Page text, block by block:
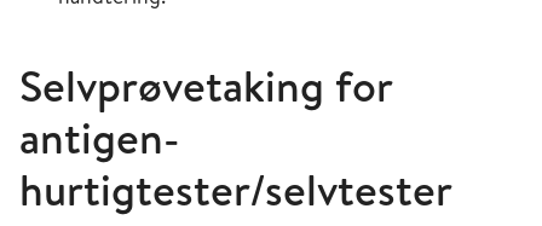
Selvprøvetaking for
antigen-
hurtigtester/selvtester